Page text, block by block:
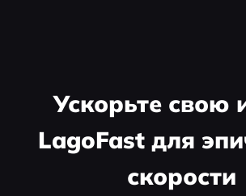
Ускорьте свою
LagoFast для
скорости